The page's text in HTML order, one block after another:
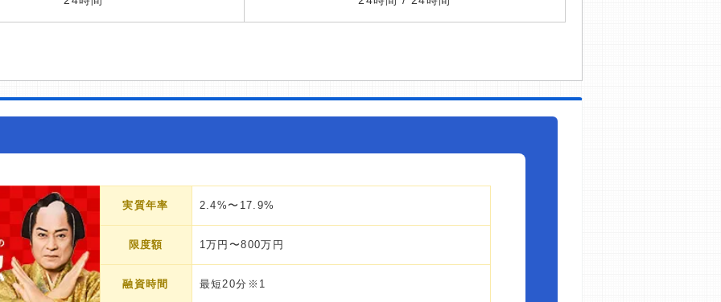
実質年率 2.4%〜17.9%
限度額 1万円〜800万円
融資時間 最短20分※1